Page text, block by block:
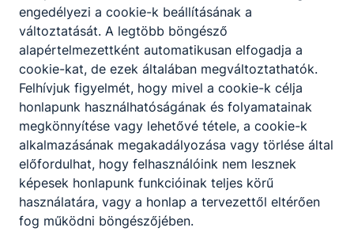
kishajóra nyílászárókat, szerelvényeket,
vereteket felszerel;
kishajó rudazatot, valamint álló és mozgó
kötélzetet felszerel;
víz-, gáz- és elektromos szerelést
előkészít, majd elvégez;
egyéb fa és műanyag alkatrészeket,
evezőlapátot, árbócot, bumot készít;
kishajó-javítási, -karbantartási, -felújítási
munkákat végez;
tárló állványt készít, téli tárolásra
előkészíti a hajót;
engedélyezi a cookie-k beállításának a
változtatását. A legtöbb böngésző
alapértelmezettként automatikusan elfogadja a
cookie-kat, de ezek általában megváltoztathatók.
Felhívjuk figyelmét, hogy mivel a cookie-k célja
honlapunk használhatóságának és folyamatainak
megkönnyítése vagy lehetővé tétele, a cookie-k
alkalmazásának megakadályozása vagy törlése által
előfordulhat, hogy felhasználóink nem lesznek
képesek honlapunk funkcióinak teljes körű
használatára, vagy a honlap a tervezettől eltérően
fog működni böngészőjében.